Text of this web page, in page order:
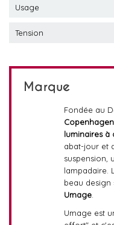
Usage
Tension
Marque
Fondée au
Copenhagen
luminaires à
abat-jour et
suspension,
lampadaire.
beau design
Umage.
Umage est